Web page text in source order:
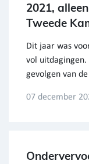
2021,
Tweede
Dit jaar was
vol
gevolgen van
07 december